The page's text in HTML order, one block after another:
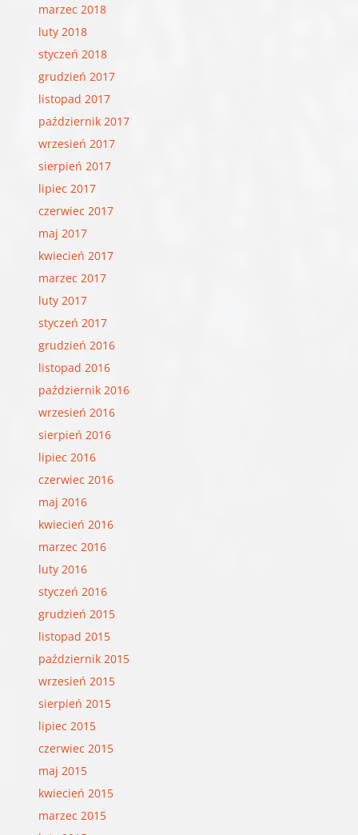
marzec 2018
luty 2018
styczeń 2018
grudzień 2017
listopad 2017
październik 2017
wrzesień 2017
sierpień 2017
lipiec 2017
czerwiec 2017
maj 2017
kwiecień 2017
marzec 2017
luty 2017
styczeń 2017
grudzień 2016
listopad 2016
październik 2016
wrzesień 2016
sierpień 2016
lipiec 2016
czerwiec 2016
maj 2016
kwiecień 2016
marzec 2016
luty 2016
styczeń 2016
grudzień 2015
listopad 2015
październik 2015
wrzesień 2015
sierpień 2015
lipiec 2015
czerwiec 2015
maj 2015
kwiecień 2015
marzec 2015